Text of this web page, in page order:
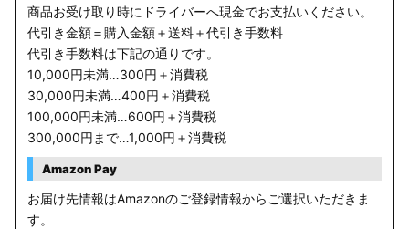
商品お受け取り時にドライバーへ現金でお支払いください。
代引き金額＝購入金額＋送料＋代引き手数料
代引き手数料は下記の通りです。
10,000円未満…300円＋消費税
30,000円未満…400円＋消費税
100,000円未満…600円＋消費税
300,000円まで…1,000円＋消費税
Amazon Pay
お届け先情報はAmazonのご登録情報からご選択いただきま
す。